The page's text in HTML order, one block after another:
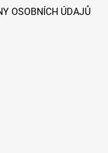
OSOBNÍCH ÚDAJŮ